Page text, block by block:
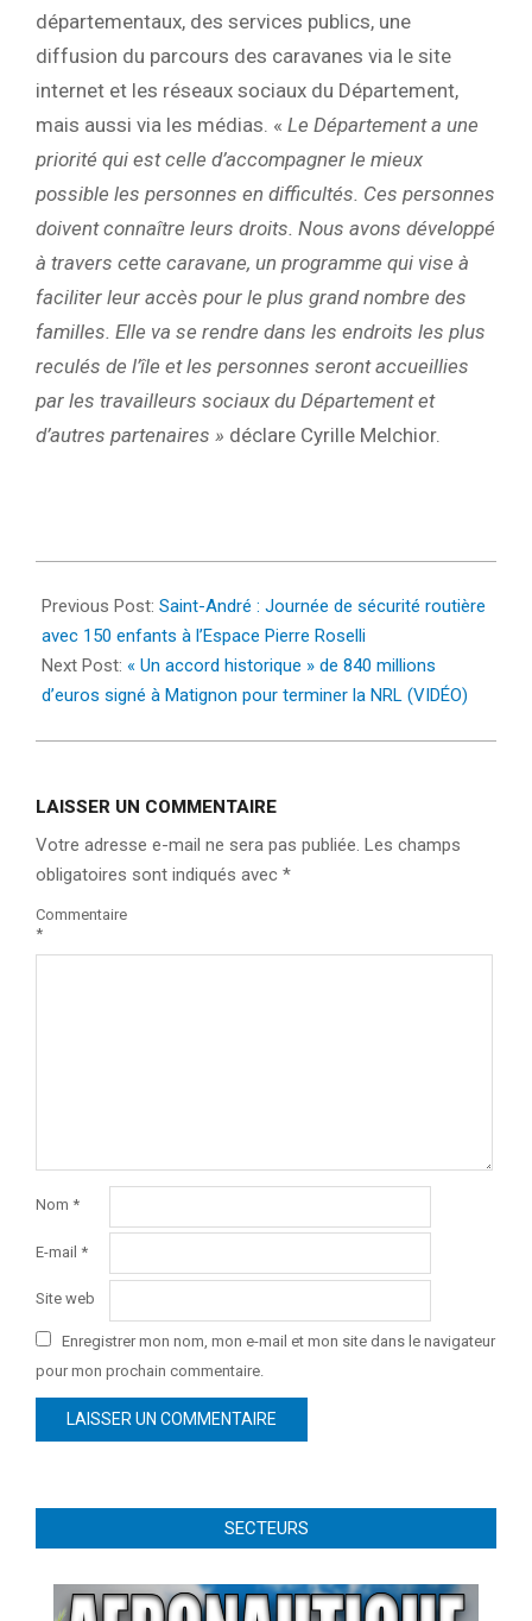
départementaux, des services publics, une
diffusion du parcours des caravanes via le site
internet et les réseaux sociaux du Département,
mais aussi via les médias. « Le Département a une
priorité qui est celle d’accompagner le mieux
possible les personnes en difficultés. Ces personnes
doivent connaître leurs droits. Nous avons développé
à travers cette caravane, un programme qui vise à
faciliter leur accès pour le plus grand nombre des
familles. Elle va se rendre dans les endroits les plus
reculés de l’île et les personnes seront accueillies
par les travailleurs sociaux du Département et
d’autres partenaires » déclare Cyrille Melchior.
03-
16
Previous Post: Saint-André : Journée de sécurité routière
avec 150 enfants à l’Espace Pierre Roselli
Next Post: « Un accord historique » de 840 millions
d’euros signé à Matignon pour terminer la NRL (VIDÉO)
LAISSER UN COMMENTAIRE
Votre adresse e-mail ne sera pas publiée. Les champs
obligatoires sont indiqués avec *
Commentaire
*
Nom *
E-mail *
Site web
Enregistrer mon nom, mon e-mail et mon site dans le navigateur
pour mon prochain commentaire.
SECTEURS